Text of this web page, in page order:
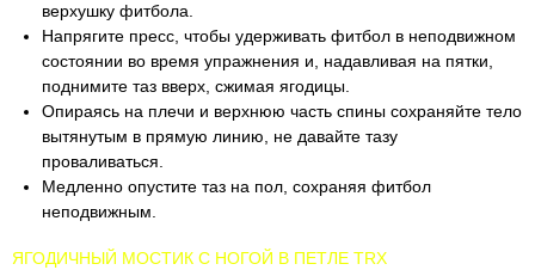
верхушку фитбола.
Напрягите пресс, чтобы удерживать фитбол в неподвижном
состоянии во время упражнения и, надавливая на пятки,
поднимите таз вверх, сжимая ягодицы.
Опираясь на плечи и верхнюю часть спины сохраняйте тело
вытянутым в прямую линию, не давайте тазу
проваливаться.
Медленно опустите таз на пол, сохраняя фитбол
неподвижным.
ЯГОДИЧНЫЙ МОСТИК С НОГОЙ В ПЕТЛЕ TRX